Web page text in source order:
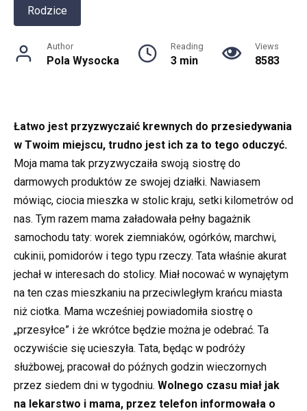
Rodzice
Author
Pola Wysocka
Reading
3 min
Views
8583
Łatwo jest przyzwyczaić krewnych do przesiedywania
w Twoim miejscu, trudno jest ich za to tego oduczyć.
Moja mama tak przyzwyczaiła swoją siostrę do
darmowych produktów ze swojej działki. Nawiasem
mówiąc, ciocia mieszka w stolic kraju, setki kilometrów od
nas. Tym razem mama załadowała pełny bagażnik
samochodu taty: worek ziemniaków, ogórków, marchwi,
cukinii, pomidorów i tego typu rzeczy. Tata właśnie akurat
jechał w interesach do stolicy. Miał nocować w wynajętym
na ten czas mieszkaniu na przeciwległym krańcu miasta
niż ciotka. Mama wcześniej powiadomiła siostrę o
„przesyłce” i że wkrótce będzie można je odebrać. Ta
oczywiście się ucieszyła. Tata, będąc w podróży
służbowej, pracował do późnych godzin wieczornych
przez siedem dni w tygodniu. Wolnego czasu miał jak
na lekarstwo i mama, przez telefon informowała o